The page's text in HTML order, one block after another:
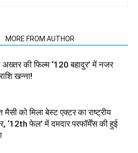
MORE FROM AUTHOR
अख्तर की फिल्म ‘120 बहादुर’ में नजर
खन्ना!
मैसी को मिला बेस्ट एक्टर का राष्ट्रीय
‘12th फेल’ में दमदार परफॉर्मेंस की हुई